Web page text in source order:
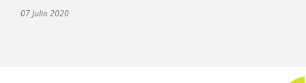
07 Julio 2020